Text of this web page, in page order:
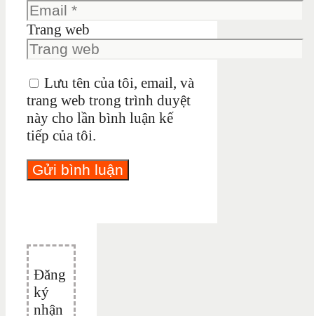
Trang web
Lưu tên của tôi, email, và
trang web trong trình duyệt
này cho lần bình luận kế
tiếp của tôi.
Đăng
ký
nhận